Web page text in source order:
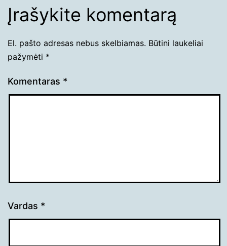
Įrašykite komentarą
El. pašto adresas nebus skelbiamas. Būtini laukeliai
pažymėti *
Komentaras *
Vardas *